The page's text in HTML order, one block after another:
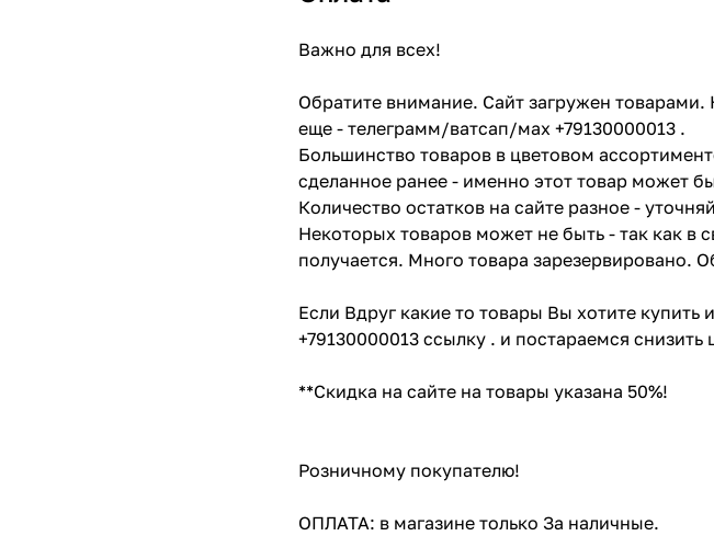
Важно для всех!
Обратите внимание. Сайт загружен
еще - телеграмм/ватсап/мах +79130000013 .
Большинство товаров в цветовом
сделанное ранее - именно этот товар может
Количество остатков на сайте разное -
Некоторых товаров может не быть - так как в
получается. Много товара зарезервировано.
Если Вдруг какие то товары Вы хотите
+79130000013 ссылку . и постараемся снизить
**Скидка на сайте на товары указана 50%!
Розничному покупателю!
ОПЛАТА: в магазине только За наличные.